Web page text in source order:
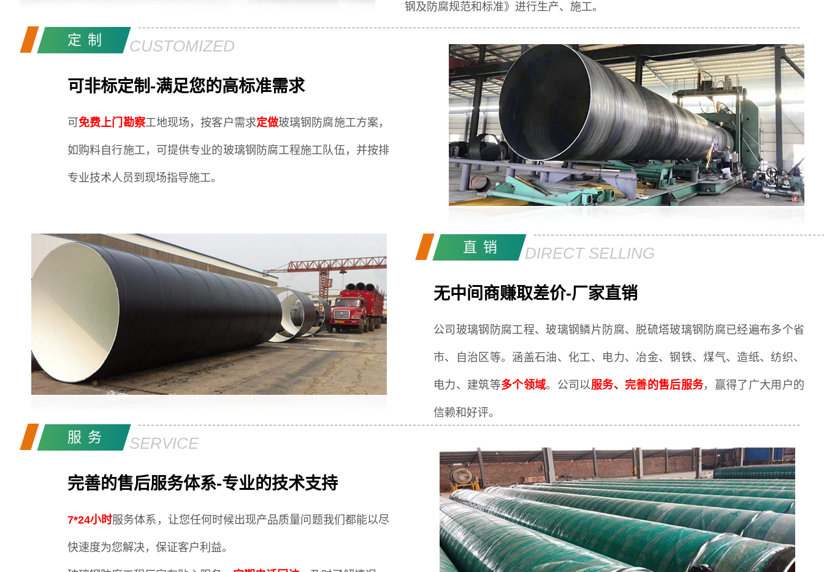
钢及防腐规范和标准》进行生产、施工。
定制 CUSTOMIZED
可非标定制-满足您的高标准需求
可免费上门勘察工地现场，按客户需求定做玻璃钢防腐施工方案，
如购料自行施工，可提供专业的玻璃钢防腐工程施工队伍，并按排
专业技术人员到现场指导施工。
直销 DIRECT SELLING
无中间商赚取差价-厂家直销
公司玻璃钢防腐工程、玻璃钢鳞片防腐、脱硫塔玻璃钢防腐已经遍布多个省
市、自治区等。涵盖石油、化工、电力、冶金、钢铁、煤气、造纸、纺织、
电力、建筑等多个领域。公司以服务、完善的售后服务，赢得了广大用户的
信赖和好评。
服务 SERVICE
完善的售后服务体系-专业的技术支持
7*24小时服务体系，让您任何时候出现产品质量问题我们都能以尽
快速度为您解决，保证客户利益。